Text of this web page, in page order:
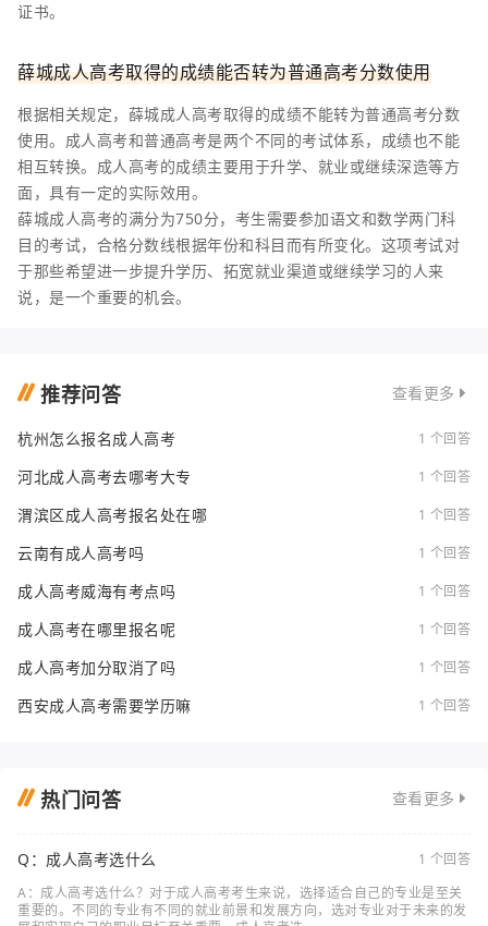
证书。
薛城成人高考取得的成绩能否转为普通高考分数使用
根据相关规定，薛城成人高考取得的成绩不能转为普通高考分数
使用。成人高考和普通高考是两个不同的考试体系，成绩也不能
相互转换。成人高考的成绩主要用于升学、就业或继续深造等方
面，具有一定的实际效用。
薛城成人高考的满分为750分，考生需要参加语文和数学两门科
目的考试，合格分数线根据年份和科目而有所变化。这项考试对
于那些希望进一步提升学历、拓宽就业渠道或继续学习的人来
说，是一个重要的机会。
推荐问答 查看更多
杭州怎么报名成人高考 1 个回答
河北成人高考去哪考大专 1 个回答
渭滨区成人高考报名处在哪 1 个回答
云南有成人高考吗 1 个回答
成人高考威海有考点吗 1 个回答
成人高考在哪里报名呢 1 个回答
成人高考加分取消了吗 1 个回答
西安成人高考需要学历嘛 1 个回答
热门问答 查看更多
Q：成人高考选什么
1 个回答
A：成人高考选什么？对于成人高考考生来说，选择适合自己的专业是至关
重要的。不同的专业有不同的就业前景和发展方向，选对专业对于未来的发